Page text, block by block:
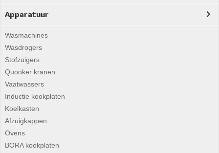
Apparatuur
Wasmachines
Wasdrogers
Stofzuigers
Quooker kranen
Vaatwassers
Inductie kookplaten
Koelkasten
Afzuigkappen
Ovens
BORA kookplaten